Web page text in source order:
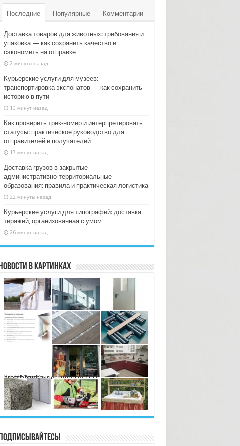
Последние Популярные Комментарии
Доставка товаров для животных: требования и
упаковка — как сохранить качество и
сэкономить на отправке
2 минуты назад
Курьерские услуги для музеев:
транспортировка экспонатов — как сохранить
историю в пути
10 минут назад
Как проверить трек‑номер и интерпретировать
статусы: практическое руководство для
отправителей и получателей
17 минут назад
Доставка грузов в закрытые
административно‑территориальные
образования: правила и практическая логистика
22 минуты назад
Курьерские услуги для типографий: доставка
тиражей, организованная с умом
26 минут назад
Новости в картинках
" href="//ruscourier.ru/price/2141-arbolit.html" >
Подписывайтесь!